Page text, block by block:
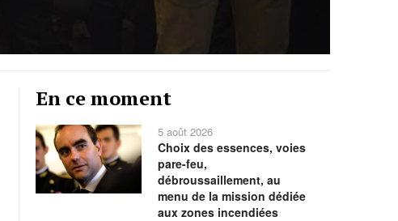
En ce moment
5 août 2026
Choix des essences, voies
pare-feu,
débroussaillement, au
menu de la mission dédiée
aux zones incendiées
précédenteprécédent